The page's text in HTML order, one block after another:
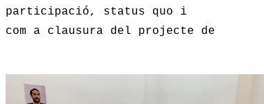
participació, status quo i
a clausura del projecte de